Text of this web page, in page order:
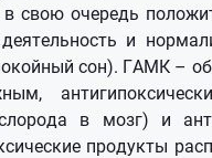
в свою очередь
и
сон). ГАМК –
в мозг) и
продукты